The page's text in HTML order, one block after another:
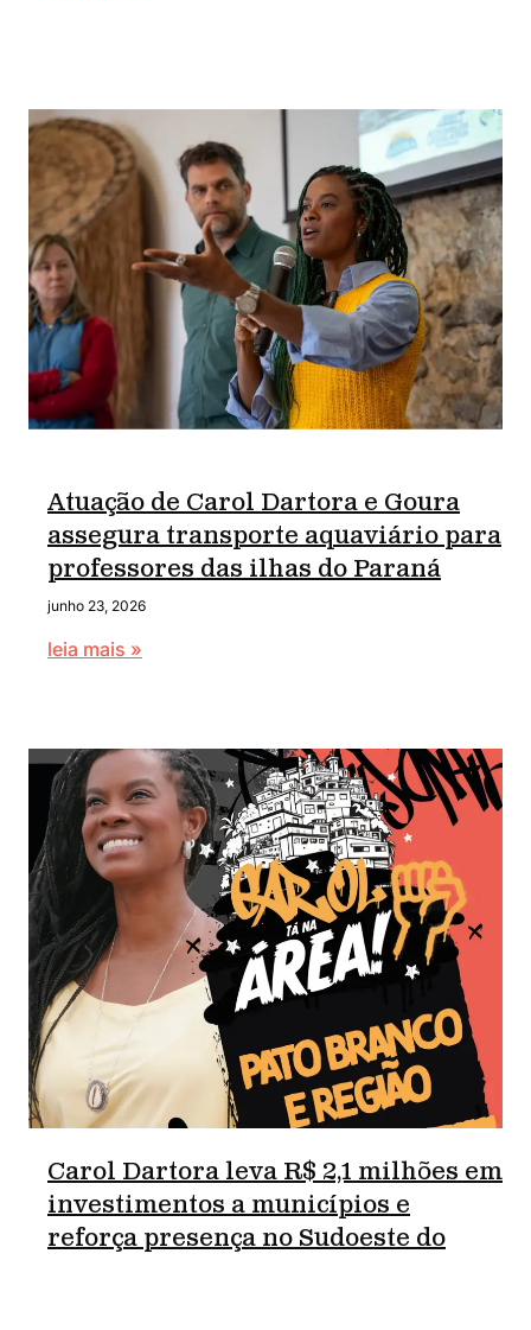
Atuação de Carol Dartora e Goura
assegura transporte aquaviário para
professores das ilhas do Paraná
junho 23, 2026
leia mais »
Carol Dartora leva R$ 2,1 milhões em
investimentos a municípios e
reforça presença no Sudoeste do